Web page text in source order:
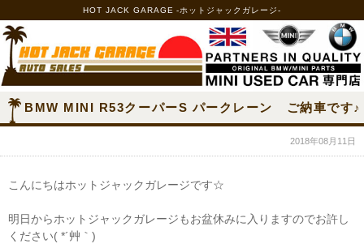
HOT JACK GARAGE -ホットジャックガレージ-
BMW MINI R53クーパーS パークレーン ご納車です♪
2018年08月11日
こんにちはホットジャックガレージです☆
明日からホットジャックガレージもお盆休みに入りますのでお許し
ください( *´艸｀)